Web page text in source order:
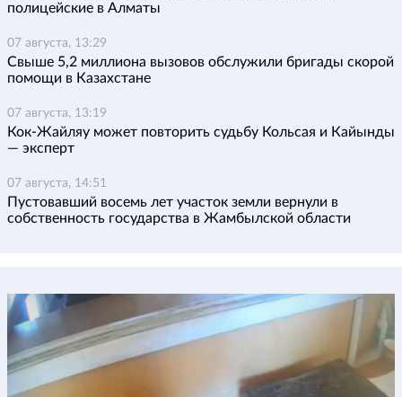
полицейские в Алматы
07 августа, 13:29
Свыше 5,2 миллиона вызовов обслужили бригады скорой
помощи в Казахстане
07 августа, 13:19
Кок-Жайляу может повторить судьбу Кольсая и Кайынды
— эксперт
07 августа, 14:51
Пустовавший восемь лет участок земли вернули в
собственность государства в Жамбылской области